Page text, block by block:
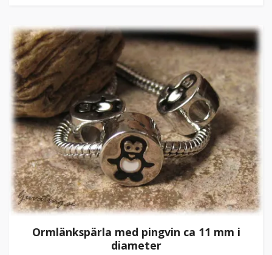
Ormlänkspärla med pingvin ca 11 mm i
diameter